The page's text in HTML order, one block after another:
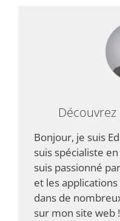
Découvrez
Bonjour, je suis
suis spécialiste
suis passionné
et les
dans de
sur mon site web !